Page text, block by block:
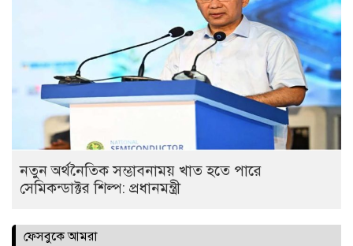
নতুন অর্থনৈতিক সম্ভাবনাময় খাত হতে পারে
সেমিকন্ডাক্টর শিল্প: প্রধানমন্ত্রী
ফেসবুকে আমরা